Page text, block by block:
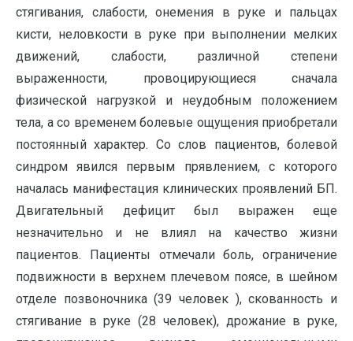
стягивания, слабости, онемения в руке и пальцах
кисти, неловкости в руке при выполнении мелких
движений, слабости, различной степени
выраженности, провоцирующиеся сначала
физической нагрузкой и неудобным положением
тела, а со временем болевые ощущения приобретали
постоянный характер. Со слов пациентов, болевой
синдром явился первым прявлением, с которого
началась манифестация клинических проявлений БП.
Двигательный дефицит был выражен еще
незначительно и не влиял на качество жизни
пациентов. Пациенты отмечали боль, ограничение
подвижности в верхнем плечевом поясе, в шейном
отделе позвоночника (39 человек ), скованность и
стягивание в руке (28 человек), дрожание в руке,